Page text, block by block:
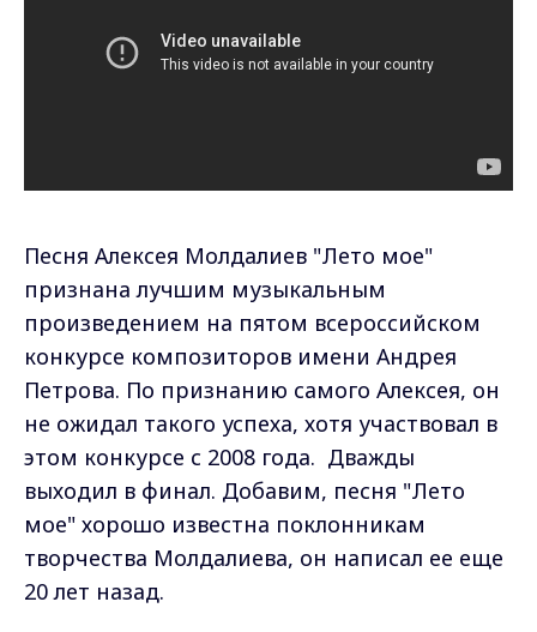
Песня Алексея Молдалиев "Лето мое"
признана лучшим музыкальным
произведением на пятом всероссийском
конкурсе композиторов имени Андрея
Петрова. По признанию самого Алексея, он
не ожидал такого успеха, хотя участвовал в
этом конкурсе с 2008 года. Дважды
выходил в финал. Добавим, песня "Лето
мое" хорошо известна поклонникам
творчества Молдалиева, он написал ее еще
20 лет назад.